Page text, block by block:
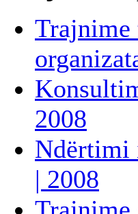
Trajnime
2008
Ndërtimi
| 2008